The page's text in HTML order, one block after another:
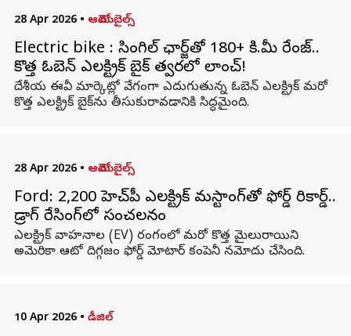
28 Apr 2026 • ఆటోమొబైల్స్
Electric bike : సింగిల్ ఛార్జ్‌తో 180+ కి.మీ రేంజ్..
కొత్త ఓబెన్ ఎలక్ట్రిక్ బైక్ త్వరలో లాంచ్!
దేశీయ ఈవీ మార్కెట్లో వేగంగా ఎదుగుతున్న ఓబెన్ ఎలక్ట్రిక్ మరో
కొత్త ఎలక్ట్రిక్ బైక్‌ను తీసుకురావడానికి సిద్ధమైంది.
28 Apr 2026 • ఆటోమొబైల్స్
Ford: 2,200 హెచ్‌పీ ఎలక్ట్రిక్ మస్టాంగ్‌తో ఫోర్డ్ రికార్డ్..
డ్రాగ్ రేసింగ్‌లో సంచలనం
ఎలక్ట్రిక్ వాహనాల (EV) రంగంలో మరో కొత్త మైలురాయిని
అమెరికా ఆటో దిగ్గజం ఫోర్డ్ మోటార్ కంపెనీ నమోదు చేసింది.
10 Apr 2026 • డీజిల్